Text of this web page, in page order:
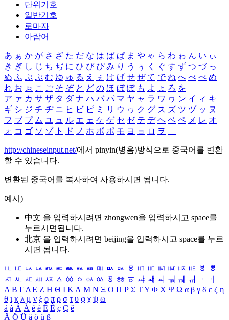
단위기호
일반기호
로마자
아랍어
あ ぁ か が さ ざ た だ な は ば ぱ ま や ゃ ら わ ゎ ん い ぃ
き ぎ し じ ち ぢ に ひ び ぴ み り う ぅ く ぐ す ず つ づ っ
ぬ ふ ぶ ぷ む ゆ ゅ る え ぇ け げ せ ぜ て で ね へ べ ぺ め
れ お ぉ こ ご そ ぞ と ど の ほ ぼ ぽ も よ ょ ろ を
ア ァ カ サ ザ タ ダ ナ ハ バ パ マ ヤ ャ ラ ワ ヮ ン イ ィ キ
ギ シ ジ チ ヂ ニ ヒ ビ ピ ミ リ ウ ゥ ク グ ス ズ ツ ヅ ッ ヌ
フ ブ プ ム ユ ュ ル エ ェ ケ ゲ セ ゼ テ デ ヘ ベ ペ メ レ オ
ォ コ ゴ ソ ゾ ト ド ノ ホ ボ ポ モ ヨ ョ ロ ヲ ―
http://chineseinput.net/에서 pinyin(병음)방식으로 중국어를 변환
할 수 있습니다.
변환된 중국어를 복사하여 사용하시면 됩니다.
예시)
中文 을 입력하시려면 zhongwen을 입력하시고 space를
누르시면됩니다.
北京 을 입력하시려면 beijing을 입력하시고 space를 누르
시면 됩니다.
ㅥ ㅦ ㅧ ㅨ ㅩ ㅪ ㅫ ㅬ ㅭ ㅮ ㅯ ㅰ ㅱ ㅲ ㅳ ㅴ ㅵ ㅶ ㅷ ㅸ
ㅹ
ㅺ ㅻ ㅼ ㅽ ㅾ ㅿ ㆀ ㆁ ㆂ ㆃ ㆄ ㆅ ㆆ ㆇ ㆈ ㆉ ㆊ ㆋ ㆌ ㆍ
ㆎ
Α Β ΓΔ Ε Ζ Η Θ Ι ΚΛ Μ Ν Ξ Ο Π Ρ Σ ΤΥ Φ Χ Ψ Ω α β γ δ ε ζ η
θ ι κ λ μ ν ξ ο π ρ σ τ υ φ χ ψ ω
á à Á À é è É È ç Ç ê
Ä Ö Ü ä ö ü ß